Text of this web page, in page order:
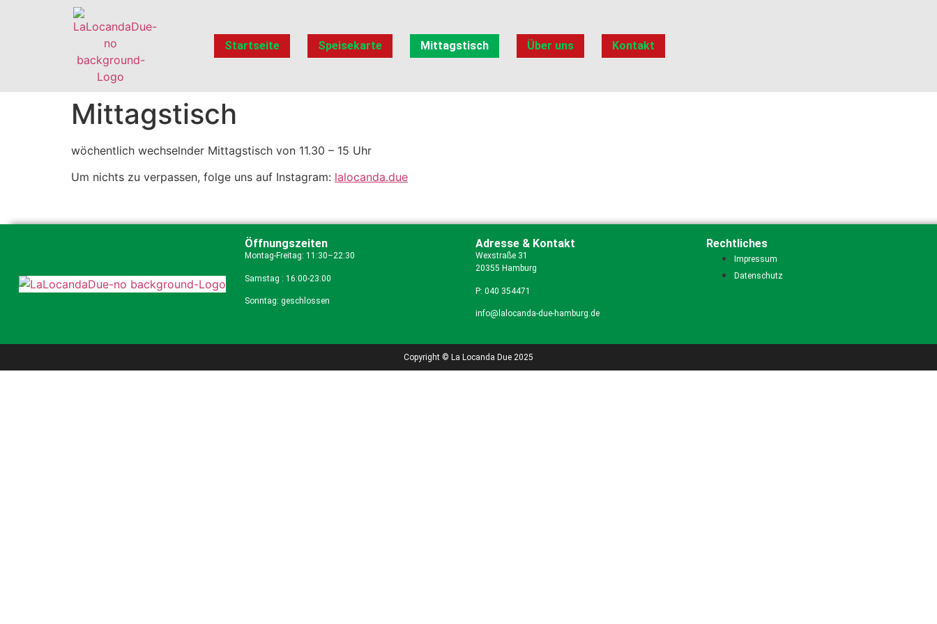
Startseite Speisekarte Mittagstisch Über uns Kontakt
Mittagstisch
wöchentlich wechselnder Mittagstisch von 11.30 – 15 Uhr
Um nichts zu verpassen, folge uns auf Instagram: lalocanda.due
Öffnungszeiten
Montag-Freitag: 11:30–22:30
Samstag : 16:00-23:00
Sonntag: geschlossen
Adresse & Kontakt
Wexstraße 31
20355 Hamburg
P: 040 354471
info@lalocanda-due-hamburg.de
Rechtliches
Impressum
Datenschutz
Copyright © La Locanda Due 2025